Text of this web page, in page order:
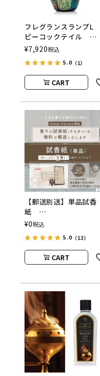
フレグランスランプL
ピーコックテイル
ASHLEIGH&BURWOOD
（アシュレイアンドバー
ウッド）
¥7,920税込
5.0 （1）
CART
【郵送別送】単品試香
紙
ASHLEIGH&BURWOOD
ウッド）
¥0税込
5.0 （13）
CART